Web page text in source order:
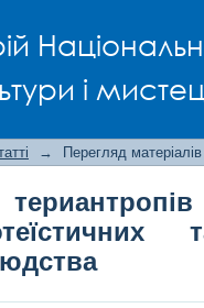
і
→ Перегляд матеріалів